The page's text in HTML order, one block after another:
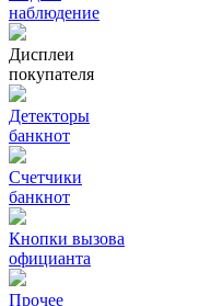
наблюдение
Дисплеи
покупателя
Детекторы
банкнот
Счетчики
банкнот
Кнопки вызова
официанта
Прочее